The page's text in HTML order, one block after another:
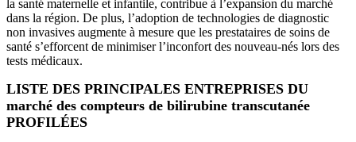
la santé maternelle et infantile, contribue à l’expansion du marché
dans la région. De plus, l’adoption de technologies de diagnostic
non invasives augmente à mesure que les prestataires de soins de
santé s’efforcent de minimiser l’inconfort des nouveau-nés lors des
tests médicaux.
LISTE DES PRINCIPALES ENTREPRISES DU
marché des compteurs de bilirubine transcutanée
PROFILÉES